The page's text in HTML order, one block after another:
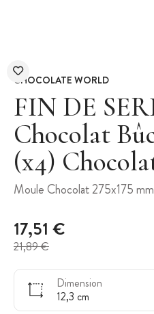
CHOCOLATE WORLD
FIN DE
Chocolat
(x4)
Moule Chocolat 275x175 mm
17,51 €
21,89 €
Dimension
12,3 cm